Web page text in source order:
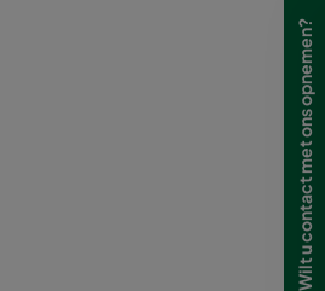
Wilt u contact met ons opnemen?